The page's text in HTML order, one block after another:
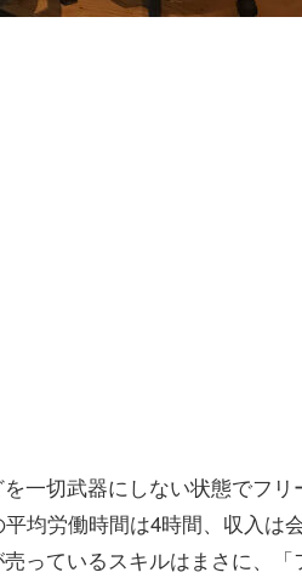
一切武器にしない状態でフ
均労働時間は4時間、収入は
っているスキルはまさに、